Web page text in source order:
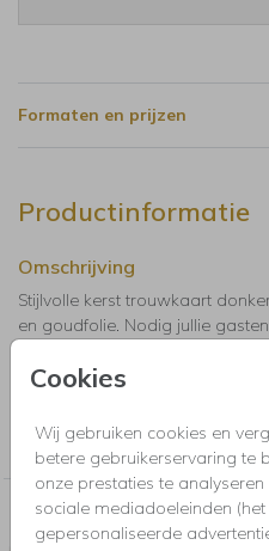
Cookies
Wij gebruiken cookies en
betere gebruikerservaring te
onze prestaties te
sociale mediadoeleinden
gepersonaliseerde
Formaten en prijzen
Productinformatie
Omschrijving
Stijlvolle kerst trouwkaart
en goudfolie. Nodig jullie
Trouwkaarten, Save the Date,
Nog meer in deze stijl